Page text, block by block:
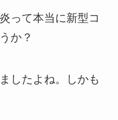
って本当に新型コ
か？
したよね。しかも